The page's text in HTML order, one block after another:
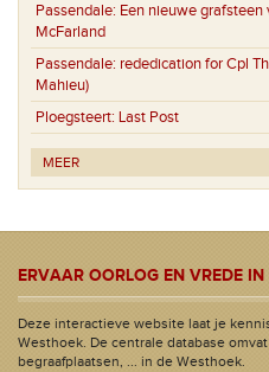
Passendale: Een nieuwe grafsteen
McFarland
Passendale: rededication for Cpl
Mahieu)
Ploegsteert: Last Post
MEER
ERVAAR OORLOG EN VREDE IN
Deze interactieve website laat je
Westhoek. De centrale database
begraafplaatsen, ... in de Westhoek.